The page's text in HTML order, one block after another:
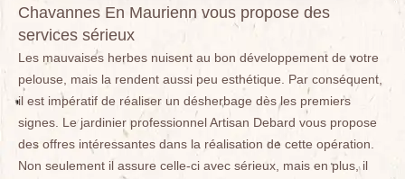
Chavannes En Maurienn vous propose des
services sérieux
Les mauvaises herbes nuisent au bon développement de votre
pelouse, mais la rendent aussi peu esthétique. Par conséquent,
il est impératif de réaliser un désherbage dès les premiers
signes. Le jardinier professionnel Artisan Debard vous propose
des offres intéressantes dans la réalisation de cette opération.
Non seulement il assure celle-ci avec sérieux, mais en plus, il